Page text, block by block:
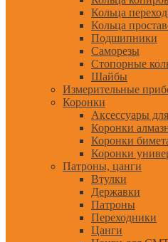
Кольца
Кольца
Подшипники
Саморезы
Стопорные
Шайбы
Измерительные
Коронки
Аксессуары
Коронки
Коронки
Коронки
Патроны, цанги
Втулки
Державки
Патроны
Переходники
Цанги